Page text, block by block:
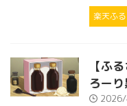
楽天ふ
【ふ
ろー